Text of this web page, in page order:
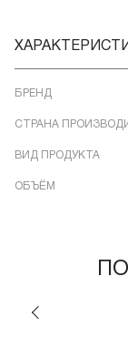
БРЕНД
СТРАНА
ВИД ПРОДУКТА
ОБЪЁМ